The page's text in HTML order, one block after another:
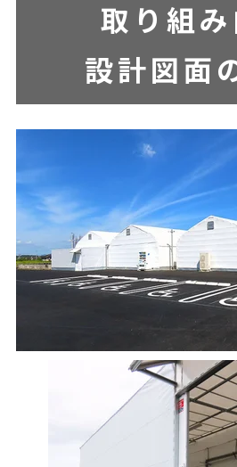
取り組
設計図面